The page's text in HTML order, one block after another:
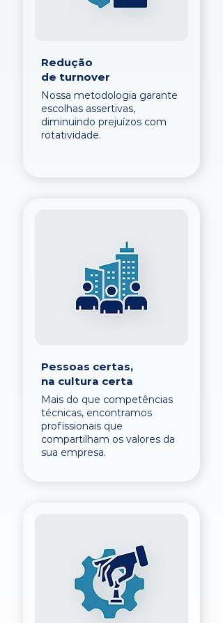
Redução
de turnover
Nossa metodologia garante
escolhas assertivas,
diminuindo prejuízos com
rotatividade.
Pessoas certas,
na cultura certa
Mais do que competências
técnicas, encontramos
profissionais que
compartilham os valores da
sua empresa.